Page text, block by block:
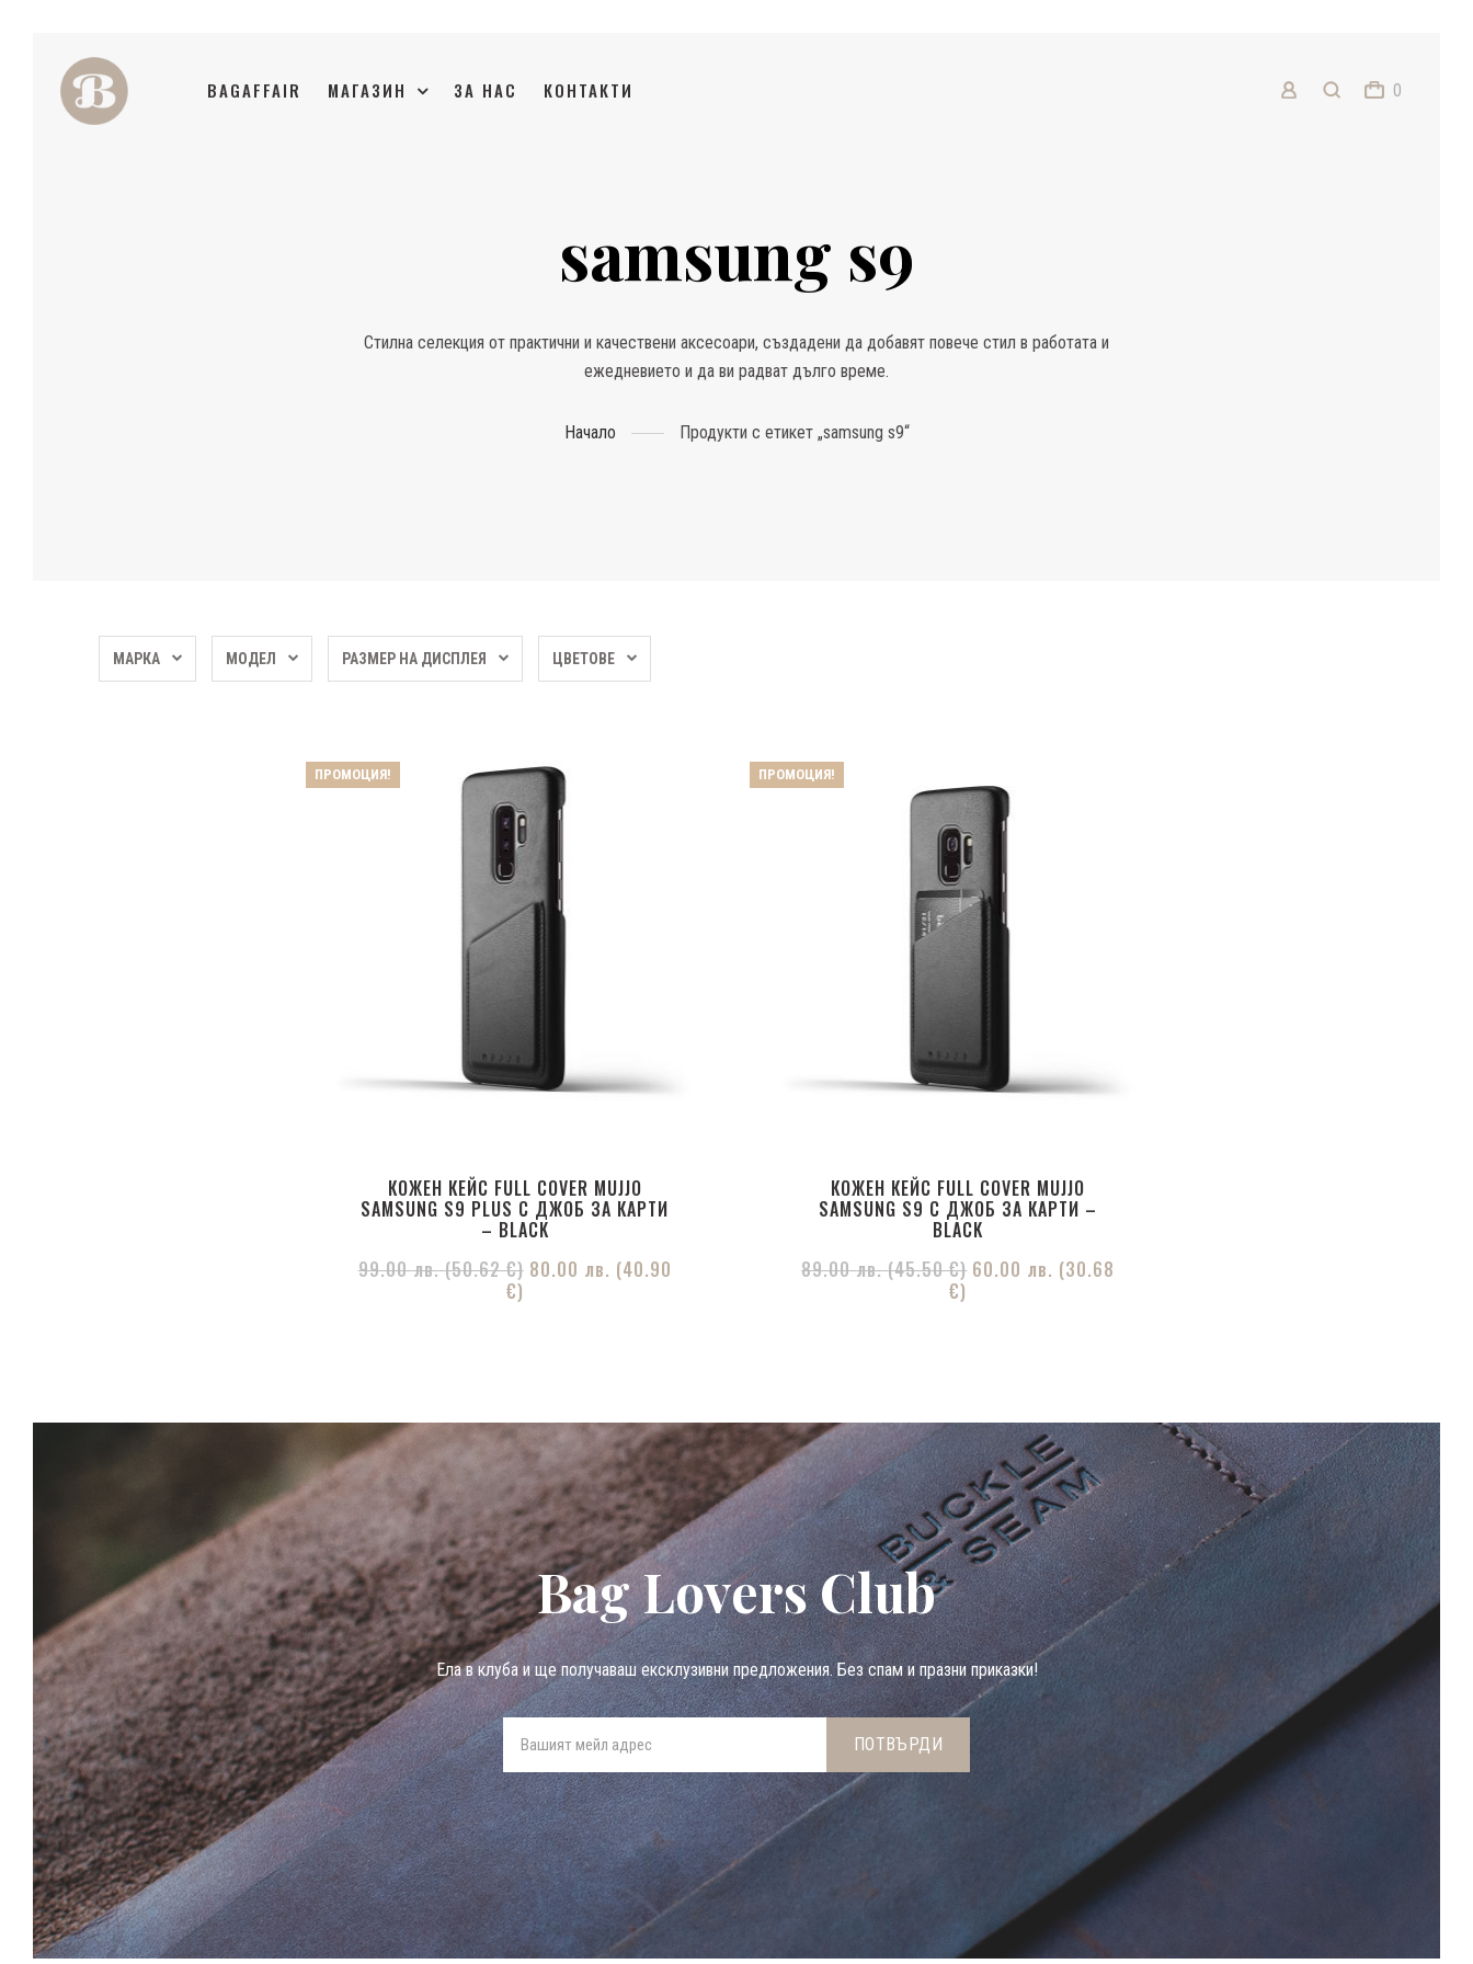
BAGAFFAIR МАГАЗИН ЗА НАС КОНТАКТИ 0
samsung s9
Стилна селекция от практични и качествени аксесоари, създадени да добавят повече стил в работата и
ежедневието и да ви радват дълго време.
Начало Продукти с етикет „samsung s9“
МАРКА МОДЕЛ РАЗМЕР НА ДИСПЛЕЯ ЦВЕТОВЕ
ПРОМОЦИЯ!
КОЖЕН КЕЙС FULL COVER MUJJO
SAMSUNG S9 PLUS С ДЖОБ ЗА КАРТИ
– BLACK
99.00лв. (50.62 €) 80.00 лв. (40.90
€)
ПРОМОЦИЯ!
КОЖЕН КЕЙС FULL COVER MUJJO
SAMSUNG S9 С ДЖОБ ЗА КАРТИ –
BLACK
89.00лв. (45.50 €) 60.00 лв. (30.68
€)
Bag Lovers Club
Eла в клуба и ще получаваш ексклузивни предложения. Без спам и празни приказки!